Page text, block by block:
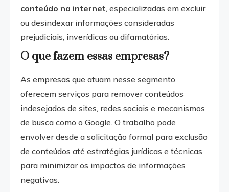
conteúdo na internet, especializadas em excluir
ou desindexar informações consideradas
prejudiciais, inverídicas ou difamatórias.
O que fazem essas empresas?
As empresas que atuam nesse segmento
oferecem serviços para remover conteúdos
indesejados de sites, redes sociais e mecanismos
de busca como o Google. O trabalho pode
envolver desde a solicitação formal para exclusão
de conteúdos até estratégias jurídicas e técnicas
para minimizar os impactos de informações
negativas.